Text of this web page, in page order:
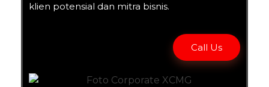
klien potensial dan mitra bisnis.
Call Us